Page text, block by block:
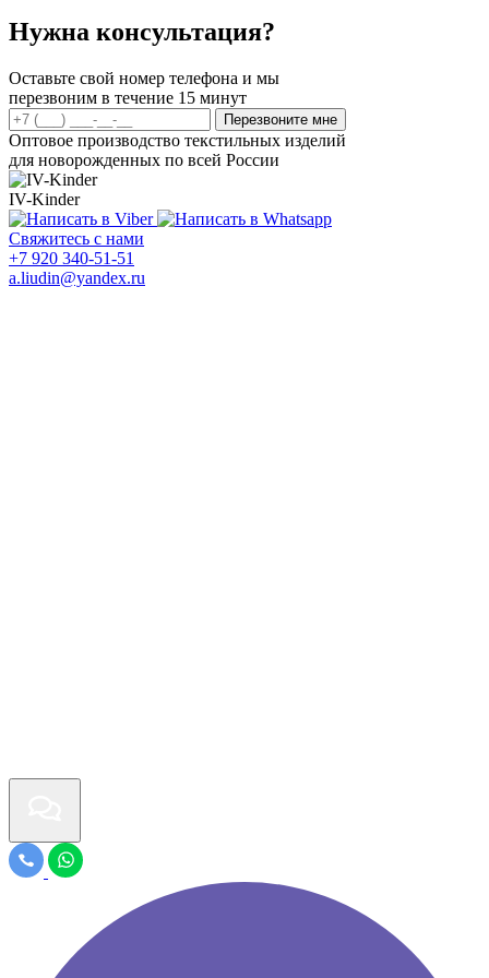
0 Подушки для беременныхПодушки для беременных
0 Распашонки, ползункиРаспашонки, ползунки
Метки товаров
Нужна консультация?
Оставьте свой номер телефона и мы
перезвоним в течение 15 минут
Перезвоните мне
Оптовое производство текстильных изделий
для новорожденных по всей России
IV-Kinder
Свяжитесь с нами
+7 920 340-51-51
a.liudin@yandex.ru